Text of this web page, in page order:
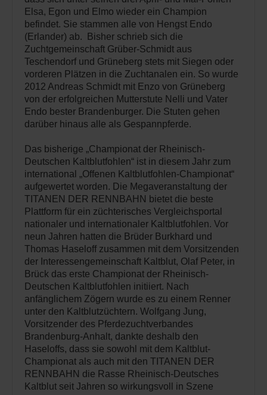
Elsa, Egon und Elmo wieder ein Champion
befindet. Sie stammen alle von Hengst Endo
(Erlander) ab. Bisher schrieb sich die
Zuchtgemeinschaft Grüber-Schmidt aus
Teschendorf und Grüneberg stets mit Siegen oder
vorderen Plätzen in die Zuchtanalen ein. So wurde
2012 Andreas Schmidt mit Enzo von Grüneberg
von der erfolgreichen Mutterstute Nelli und Vater
Endo bester Brandenburger. Die Stuten gehen
darüber hinaus alle als Gespannpferde.
Das bisherige „Championat der Rheinisch-
Deutschen Kaltblutfohlen“ ist in diesem Jahr zum
international „Offenen Kaltblutfohlen-Championat“
aufgewertet worden. Die Megaveranstaltung der
TITANEN DER RENNBAHN bietet die beste
Plattform für ein züchterisches Vergleichsportal
nationaler und internationaler Kaltblutfohlen. Vor
neun Jahren hatten die Brüder Burkhard und
Thomas Haseloff zusammen mit dem Vorsitzenden
der Interessengemeinschaft Kaltblut, Olaf Peter, in
Brück das erste Championat der Rheinisch-
Deutschen Kaltblutfohlen initiiert. Nach
anfänglichem Zögern wurde es zu einem Renner
unter den Kaltblutzüchtern. Wolfgang Jung,
Vorsitzender des Pferdezuchtverbandes
Brandenburg-Anhalt, dankte deshalb den
Haseloffs, dass sie sowohl mit dem Kaltblut-
Championat als auch mit den TITANEN DER
RENNBAHN die Rasse Rheinisch-Deutsches
Kaltblut seit Jahren so wirkungsvoll in Szene